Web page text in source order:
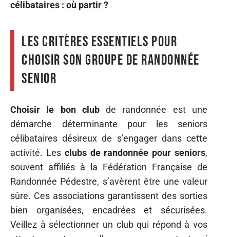
célibataires : où partir ?
Les critères essentiels pour
choisir son groupe de randonnée
senior
Choisir le bon clubde randonnée est une
démarche déterminante pour les seniors
célibataires désireux de s’engager dans cette
activité. Les clubs de randonnée pour seniors,
souvent affiliés à la Fédération Française de
Randonnée Pédestre, s’avèrent être une valeur
sûre. Ces associations garantissent des sorties
bien organisées, encadrées et sécurisées.
Veillez à sélectionner un club qui répond à vos